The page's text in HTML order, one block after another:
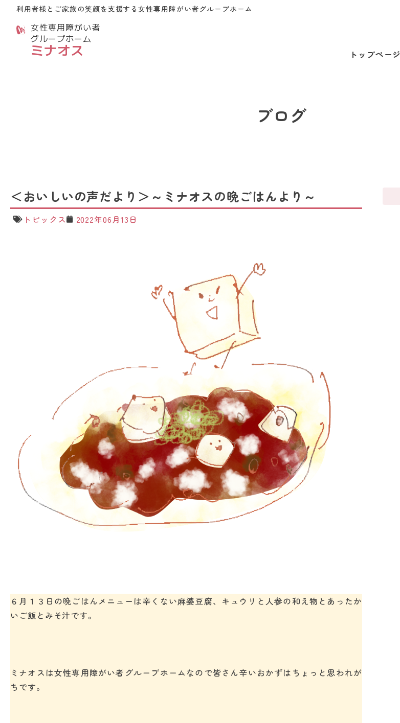
利用者様とご家族の笑顔を支援する女性専用障がい者グループホーム
女性専用障がい者
グループホーム
ミナオス トップページ
ブログ
＜おいしいの声だより＞～ミナオスの晩ごはんより～
トピックス 2022年06月13日
６月１３日の晩ごはんメニューは辛くない麻婆豆腐、キュウリと人参の和え物とあったか
いご飯とみそ汁です。
ミナオスは女性専用障がい者グループホームなので皆さん辛いおかずはちょっと思われが
ちです。